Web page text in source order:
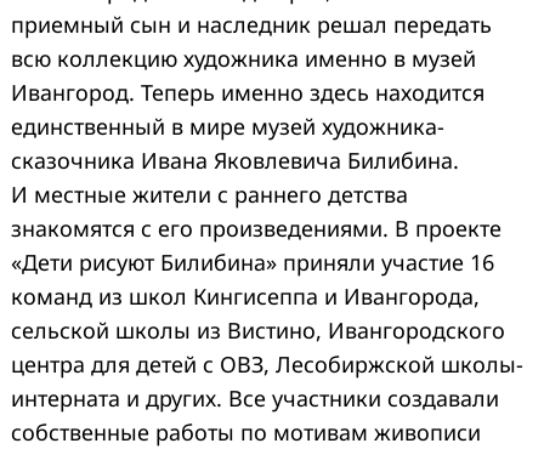
приемный сын и наследник решал передать
всю коллекцию художника именно в музей
Ивангород. Теперь именно здесь находится
единственный в мире музей художника-
сказочника Ивана Яковлевича Билибина.
И местные жители с раннего детства
знакомятся с его произведениями. В проекте
«Дети рисуют Билибина» приняли участие 16
команд из школ Кингисеппа и Ивангорода,
сельской школы из Вистино, Ивангородского
центра для детей с ОВЗ, Лесобиржской школы-
интерната и других. Все участники создавали
собственные работы по мотивам живописи